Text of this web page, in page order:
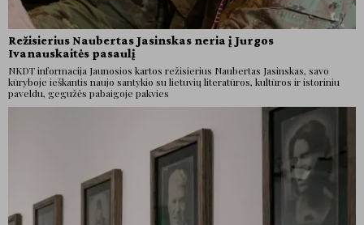
Režisierius Naubertas Jasinskas neria į Jurgos
Ivanauskaitės pasaulį
NKDT informacija Jaunosios kartos režisierius Naubertas Jasinskas, savo
kūryboje ieškantis naujo santykio su lietuvių literatūros, kultūros ir istoriniu
paveldu, gegužės pabaigoje pakvies